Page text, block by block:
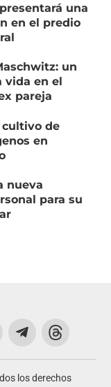
una
en el predio
un
vida en el
pareja
de
en
nueva
para su
los derechos